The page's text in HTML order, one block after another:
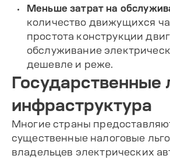
Меньше затрат на
количество движущихся
простота конструкции
обслуживание
дешевле и реже.
Государственные
инфраструктура
Многие страны
существенные налоговые
владельцев электрических